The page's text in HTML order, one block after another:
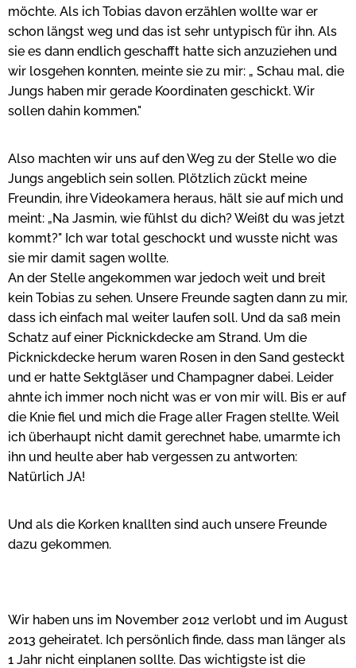
möchte. Als ich Tobias davon erzählen wollte war er
schon längst weg und das ist sehr untypisch für ihn. Als
sie es dann endlich geschafft hatte sich anzuziehen und
wir losgehen konnten, meinte sie zu mir: „ Schau mal, die
Jungs haben mir gerade Koordinaten geschickt. Wir
sollen dahin kommen."
Also machten wir uns auf den Weg zu der Stelle wo die
Jungs angeblich sein sollen. Plötzlich zückt meine
Freundin, ihre Videokamera heraus, hält sie auf mich und
meint: „Na Jasmin, wie fühlst du dich? Weißt du was jetzt
kommt?" Ich war total geschockt und wusste nicht was
sie mir damit sagen wollte.
An der Stelle angekommen war jedoch weit und breit
kein Tobias zu sehen. Unsere Freunde sagten dann zu mir,
dass ich einfach mal weiter laufen soll. Und da saß mein
Schatz auf einer Picknickdecke am Strand. Um die
Picknickdecke herum waren Rosen in den Sand gesteckt
und er hatte Sektgläser und Champagner dabei. Leider
ahnte ich immer noch nicht was er von mir will. Bis er auf
die Knie fiel und mich die Frage aller Fragen stellte. Weil
ich überhaupt nicht damit gerechnet habe, umarmte ich
ihn und heulte aber hab vergessen zu antworten:
Natürlich JA!
Und als die Korken knallten sind auch unsere Freunde
dazu gekommen.
Wir haben uns im November 2012 verlobt und im August
2013 geheiratet. Ich persönlich finde, dass man länger als
1 Jahr nicht einplanen sollte. Das wichtigste ist die